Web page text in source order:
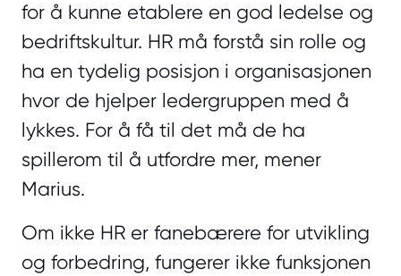
for å kunne etablere en god ledelse og
bedriftskultur. HR må forstå sin rolle og
ha en tydelig posisjon i organisasjonen
hvor de hjelper ledergruppen med å
lykkes. For å få til det må de ha
spillerom til å utfordre mer, mener
Marius.
Om ikke HR er fanebærere for utvikling
og forbedring, fungerer ikke funksjonen